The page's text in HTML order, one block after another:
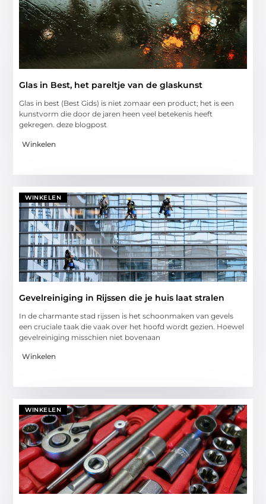
Glas in Best, het pareltje van de glaskunst
Glas in best (Best Gids) is niet zomaar een product; het is een
kunstvorm die door de jaren heen veel betekenis heeft
gekregen. deze blogpost
Winkelen
WINKELEN
Gevelreiniging in Rijssen die je huis laat stralen
In de charmante stad rijssen is het schoonmaken van gevels
een cruciale taak die vaak over het hoofd wordt gezien. Hoewel
gevelreiniging misschien niet bovenaan
Winkelen
WINKELEN